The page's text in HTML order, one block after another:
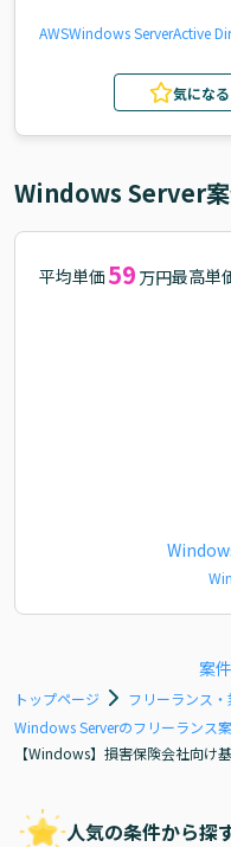
AWSWindows ServerActive
気になる
Windows Server
平均単価59 万円最高単
案
トップページ
フリーランス
Windows Serverのフリーランス
【Windows】損害保険会社向け
人気の条件から探